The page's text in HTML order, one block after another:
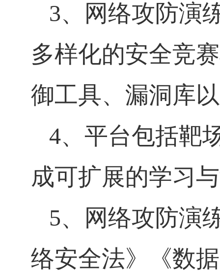
3、网络攻防演
多样化的安全竞
御工具、漏洞库
4、平台包括靶
成可扩展的学习
5、网络攻防演
络安全法》《数